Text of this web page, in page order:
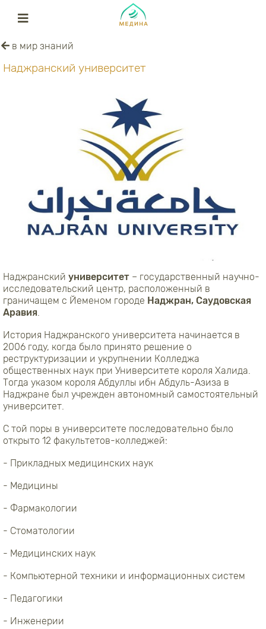
в мир знаний
Наджранский университет
Наджранский университет – государственный научно-
исследовательский центр, расположенный в
граничащем с Йеменом городе Наджран, Саудовская
Аравия.
История Наджранского университета начинается в
2006 году, когда было принято решение о
реструктуризации и укрупнении Колледжа
общественных наук при Университете короля Халида.
Тогда указом короля Абдуллы ибн Абдуль-Азиза в
Наджране был учрежден автономный самостоятельный
университет.
С той поры в университете последовательно было
открыто 12 факультетов-колледжей:
- Прикладных медицинских наук
- Медицины
- Фармакологии
- Стоматологии
- Медицинских наук
- Компьютерной техники и информационных систем
- Педагогики
- Инженерии